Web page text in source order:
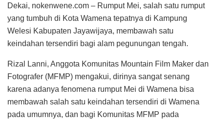
Dekai, nokenwene.com – Rumput Mei, salah satu rumput
yang tumbuh di Kota Wamena tepatnya di Kampung
Welesi Kabupaten Jayawijaya, membawah satu
keindahan tersendiri bagi alam pegunungan tengah.
Rizal Lanni, Anggota Komunitas Mountain Film Maker dan
Fotografer (MFMP) mengakui, dirinya sangat senang
karena adanya fenomena rumput Mei di Wamena bisa
membawah salah satu keindahan tersendiri di Wamena
pada umumnya, dan bagi Komunitas MFMP pada